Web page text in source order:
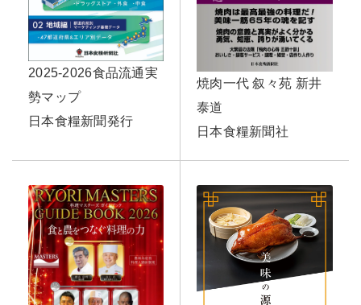
2025-2026食品流通実
勢マップ
日本食糧新聞発行
焼肉一代 叙々苑 新井
泰道
日本食糧新聞社